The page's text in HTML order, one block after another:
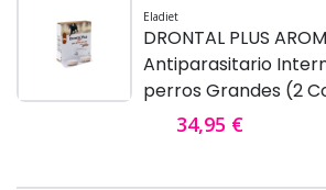
Eladiet
DRONTAL PLUS
Antiparasitario
perros Grandes (2
34,95 €